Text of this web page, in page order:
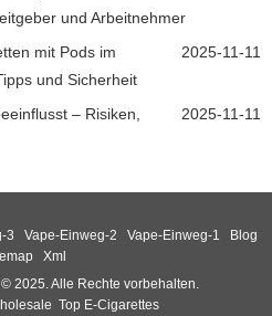
und Arbeitnehmer
2025-11-11
mit Pods im
und Sicherheit
2025-11-11
– Risiken,
3 Vape-Einweg-2 Vape-Einweg-1
Blog
Xml
2025. Alle Rechte vorbehalten.
Top E-Cigarettes